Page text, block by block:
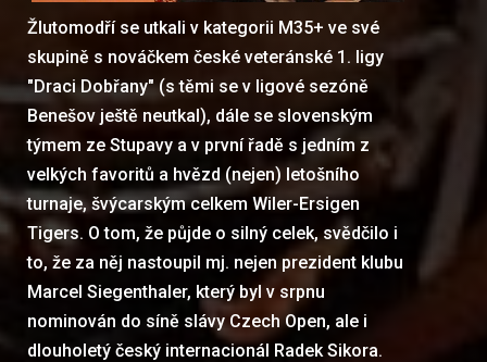
Žlutomodří se utkali v kategorii M35+ ve své
skupině s nováčkem české veteránské 1. ligy
"Draci Dobřany" (s těmi se v ligové sezóně
Benešov ještě neutkal), dále se slovenským
týmem ze Stupavy a v první řadě s jedním z
velkých favoritů a hvězd (nejen) letošního
turnaje, švýcarským celkem Wiler-Ersigen
Tigers. O tom, že půjde o silný celek, svědčilo i
to, že za něj nastoupil mj. nejen prezident klubu
Marcel Siegenthaler, který byl v srpnu
nominován do síně slávy Czech Open, ale i
dlouholetý český internacionál Radek Sikora.